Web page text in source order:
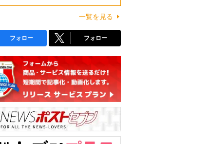
一覧を見る
フォロー フォロー